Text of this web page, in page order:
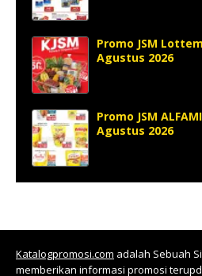
Promo JSM
Agustus 2026
Promo JSM
Agustus 2026
Katalogpromosi.com adalah Sebuah
memberikan informasi promosi